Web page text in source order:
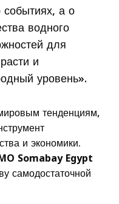
событиях, а о
водного
для
и
уровень».
тенденциям,
и экономики.
Somabay Egypt
самодостаточной